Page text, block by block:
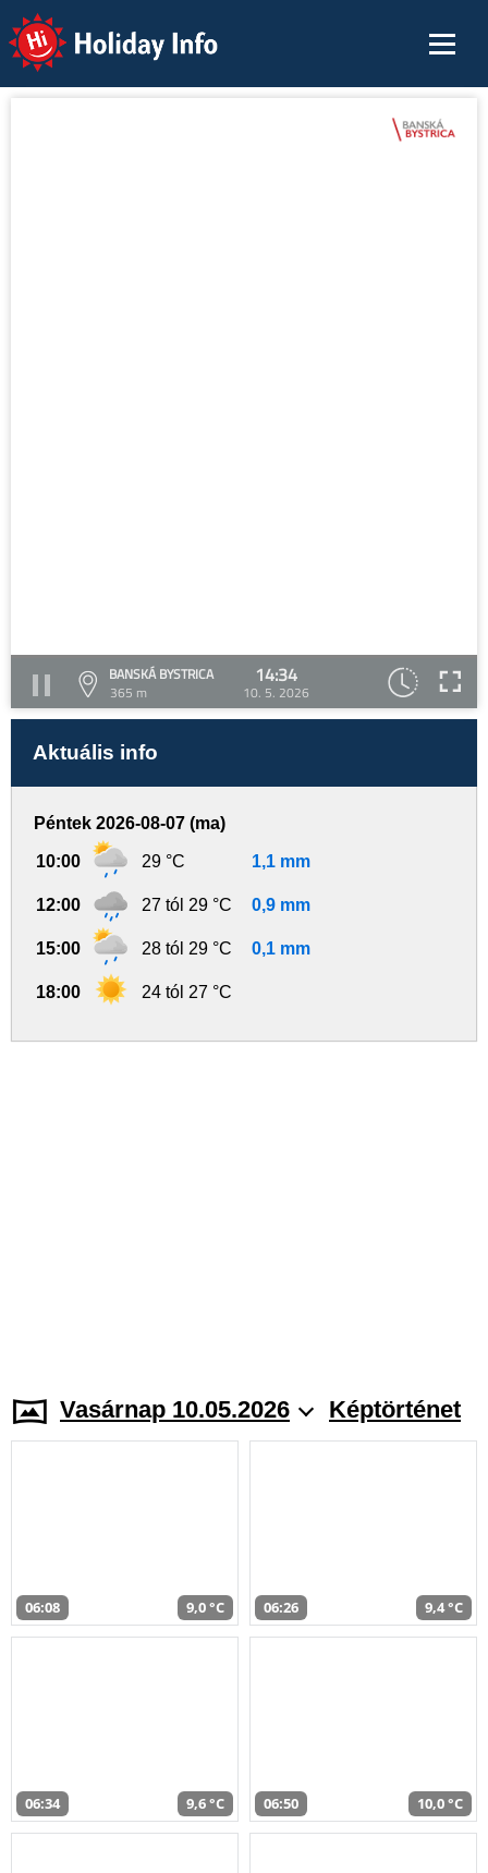
Holiday Info
BANSKÁ BYSTRICA
365 m
14:34
10. 5. 2026
Aktuális info
Péntek 2026-08-07 (ma)
10:00 29 °C 1,1 mm
12:00 27 tól 29 °C 0,9 mm
15:00 28 tól 29 °C 0,1 mm
18:00 24 tól 27 °C
Vasárnap 10.05.2026 Képtörténet
06:08 9,0 °C 06:26 9,4 °C
06:34 9,6 °C 06:50 10,0 °C